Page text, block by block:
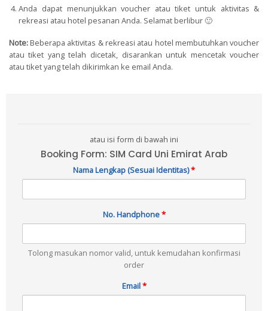
Anda dapat menunjukkan voucher atau tiket untuk aktivitas &
rekreasi atau hotel pesanan Anda. Selamat berlibur 🙂
Note: Beberapa aktivitas & rekreasi atau hotel membutuhkan voucher
atau tiket yang telah dicetak, disarankan untuk mencetak voucher
atau tiket yang telah dikirimkan ke email Anda.
atau isi form di bawah ini
Booking Form: SIM Card Uni Emirat Arab
Nama Lengkap (Sesuai Identitas)*
No. Handphone*
Tolong masukan nomor valid, untuk kemudahan konfirmasi
order
Email*